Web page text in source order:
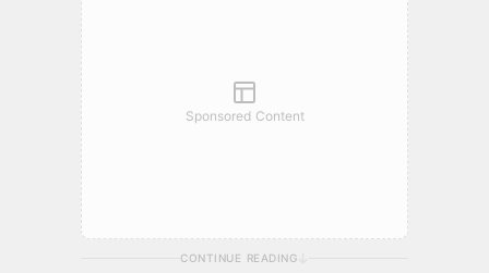
Sponsored Content
CONTINUE READING